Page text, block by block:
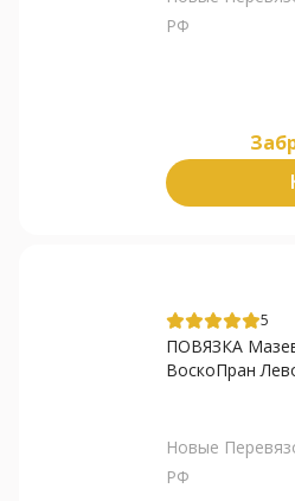
РФ
5
ПОВЯЗКА
ВоскоПран
Новые
РФ